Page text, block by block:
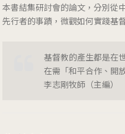
本書結集研討會的論文，分別從
先行者的事蹟，微觀如何實踐基
基督教的產生都是在
在需「和平合作、開
李志剛牧師（主編）